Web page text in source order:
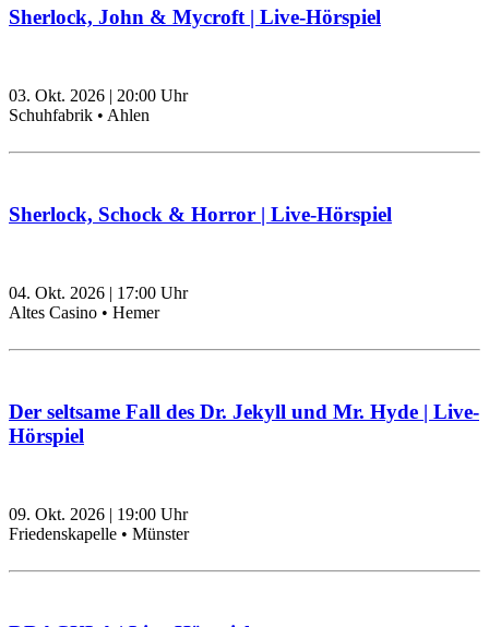
Sherlock, John & Mycroft | Live-Hörspiel
03. Okt. 2026 | 20:00 Uhr
Schuhfabrik • Ahlen
Sherlock, Schock & Horror | Live-Hörspiel
04. Okt. 2026 | 17:00 Uhr
Altes Casino • Hemer
Der seltsame Fall des Dr. Jekyll und Mr. Hyde | Live-
Hörspiel
09. Okt. 2026 | 19:00 Uhr
Friedenskapelle • Münster